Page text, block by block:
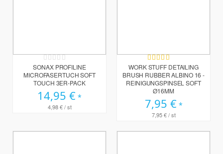
Rating:
0%
SONAX PROFILINE
MICROFASERTUCH SOFT
TOUCH 3ER-PACK
14,95 €
4,98 €/ st
Bewertung:
100%
WORK STUFF DETAILING
BRUSH RUBBER ALBINO 16 -
REINIGUNGSPINSEL SOFT
Ø16MM
7,95 €
7,95 €/ st